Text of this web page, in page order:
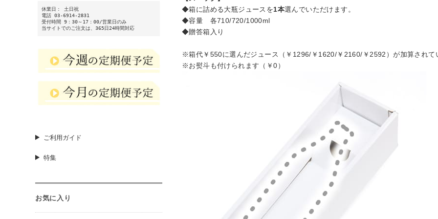
◆箱に詰める大瓶ジュースを1本選んでいただけます。
◆容量 各710/720/1000ml
◆贈答箱入り
※箱代￥550に選んだジュース（￥1296/￥1620/￥2160/￥2592）が加算されて
※お熨斗も付けられます（￥0）
休業日： 土日祝
電話 03-6914-2831
受付時間 9：30～17：00/営業日のみ
当サイトでのご注文は、365日24時間対応
ご利用ガイド
特集
お気に入り